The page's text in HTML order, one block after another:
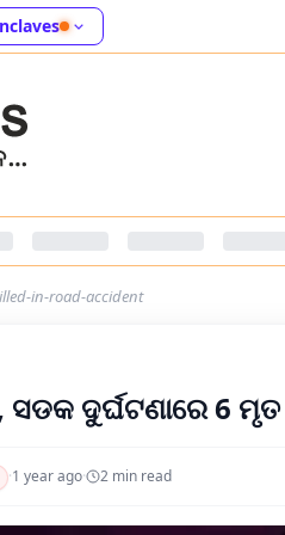
in-road-accident
ଦୁର୍ଘଟଣାରେ 6 ମୃତ
·1 year ago· 2 min read